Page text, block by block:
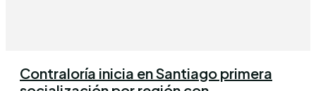
Contraloría inicia en Santiago primera